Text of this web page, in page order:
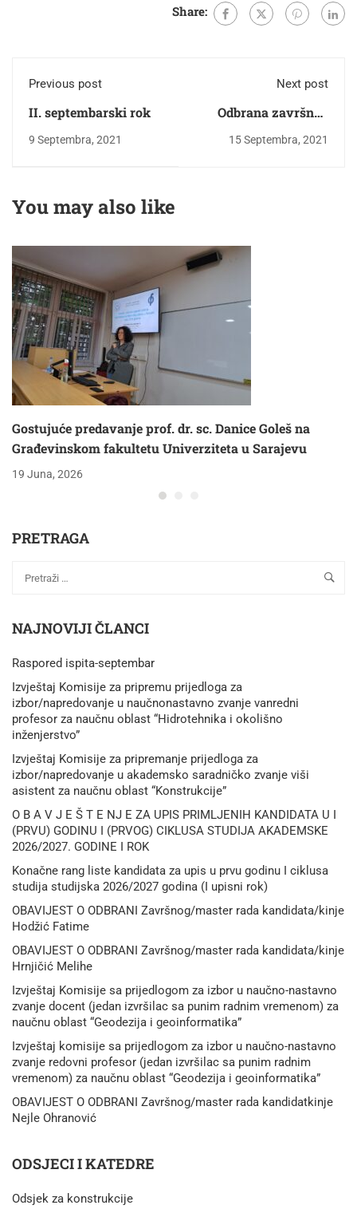
Share:
Previous post
II. septembarski rok
9 Septembra, 2021
Next post
Odbrana završnog
rada
15 Septembra, 2021
You may also like
Gostujuće predavanje prof. dr. sc. Danice Goleš na
Građevinskom fakultetu Univerziteta u Sarajevu
19 Juna, 2026
PRETRAGA
NAJNOVIJI ČLANCI
Raspored ispita-septembar
Izvještaj Komisije za pripremu prijedloga za
izbor/napredovanje u naučnonastavno zvanje vanredni
profesor za naučnu oblast “Hidrotehnika i okolišno
inženjerstvo”
Izvještaj Komisije za pripremanje prijedloga za
izbor/napredovanje u akademsko saradničko zvanje viši
asistent za naučnu oblast “Konstrukcije”
O B A V J E Š T E NJ E ZA UPIS PRIMLJENIH KANDIDATA U I
(PRVU) GODINU I (PRVOG) CIKLUSA STUDIJA AKADEMSKE
2026/2027. GODINE I ROK
Konačne rang liste kandidata za upis u prvu godinu I ciklusa
studija studijska 2026/2027 godina (I upisni rok)
OBAVIJEST O ODBRANI Završnog/master rada kandidata/kinje
Hodžić Fatime
OBAVIJEST O ODBRANI Završnog/master rada kandidata/kinje
Hrnjičić Melihe
Izvještaj Komisije sa prijedlogom za izbor u naučno-nastavno
zvanje docent (jedan izvršilac sa punim radnim vremenom) za
naučnu oblast “Geodezija i geoinformatika”
Izvještaj komisije sa prijedlogom za izbor u naučno-nastavno
zvanje redovni profesor (jedan izvršilac sa punim radnim
vremenom) za naučnu oblast “Geodezija i geoinformatika”
OBAVIJEST O ODBRANI Završnog/master rada kandidatkinje
Nejle Ohranović
ODSJECI I KATEDRE
Odsjek za konstrukcije